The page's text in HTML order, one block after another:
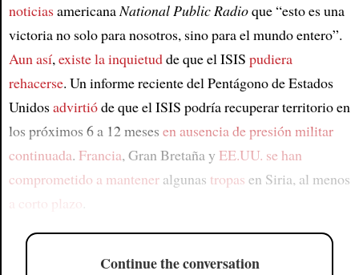
noticiasamericanaNational Public Radioque “esto es una
victoria no solo para nosotros, sino para el mundo entero”.
Aun así,existe la inquietudde que el ISIS pudiera
rehacerse. Un informe reciente del Pentágono de Estados
Unidosadvirtióde que el ISIS podría recuperar territorio en
los próximos 6 a 12 meses en ausencia depresión militar
continuada. Francia, Gran Bretaña y EE.UU. se han
comprometido a manteneralgunas tropas en Siria, al menos
a corto plazo
Continue the conversation